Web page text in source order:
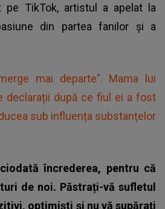
pe TikTok, artistul a apelat la
din partea fanilor și a
mai departe". Mama lui
declarații după ce fiul ei a fost
sub influența substanțelor
încrederea, pentru că
de noi. Păstrați-vă sufletul
optimiști și nu vă supărați